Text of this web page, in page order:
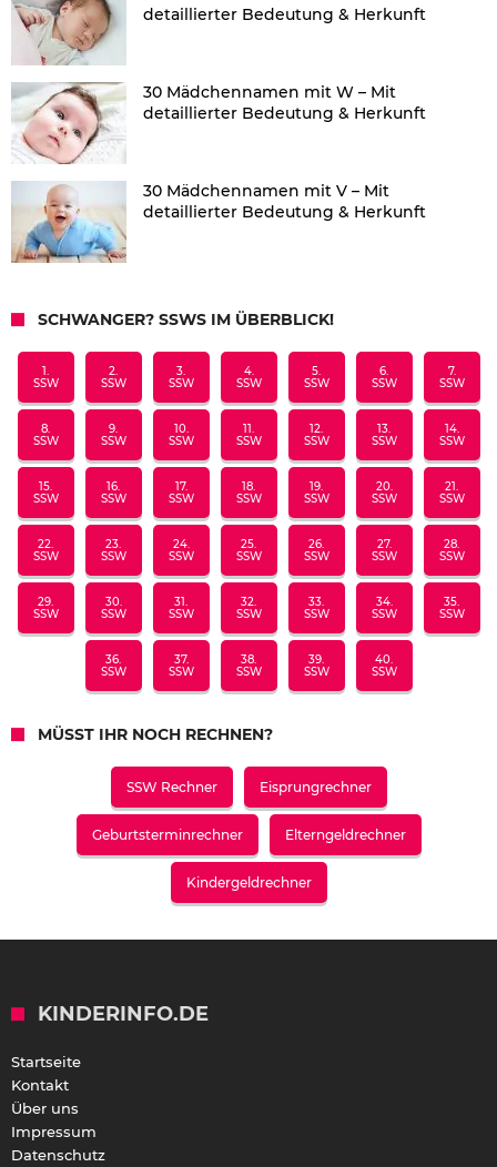
detaillierter Bedeutung & Herkunft
30 Mädchennamen mit W – Mit
detaillierter Bedeutung & Herkunft
30 Mädchennamen mit V – Mit
detaillierter Bedeutung & Herkunft
SCHWANGER? SSWS IM ÜBERBLICK!
1.
SSW
2.
SSW
3.
SSW
4.
SSW
5.
SSW
6.
SSW
7.
SSW
8.
SSW
9.
SSW
10.
SSW
11.
SSW
12.
SSW
13.
SSW
14.
SSW
15.
SSW
16.
SSW
17.
SSW
18.
SSW
19.
SSW
20.
SSW
21.
SSW
22.
SSW
23.
SSW
24.
SSW
25.
SSW
26.
SSW
27.
SSW
28.
SSW
29.
SSW
30.
SSW
31.
SSW
32.
SSW
33.
SSW
34.
SSW
35.
SSW
36.
SSW
37.
SSW
38.
SSW
39.
SSW
40.
SSW
MÜSST IHR NOCH RECHNEN?
SSW Rechner Eisprungrechner
Geburtsterminrechner Elterngeldrechner
Kindergeldrechner
KINDERINFO.DE
Startseite
Kontakt
Über uns
Impressum
Datenschutz